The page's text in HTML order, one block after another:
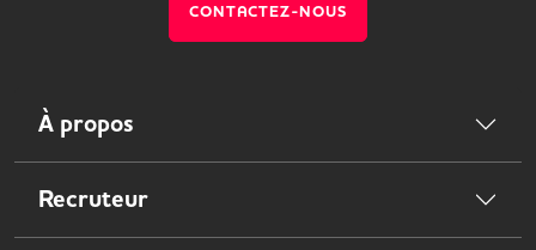
CONTACTEZ-NOUS
À propos
Recruteur